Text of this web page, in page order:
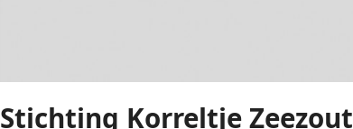
Stichting Korreltje Zeezout